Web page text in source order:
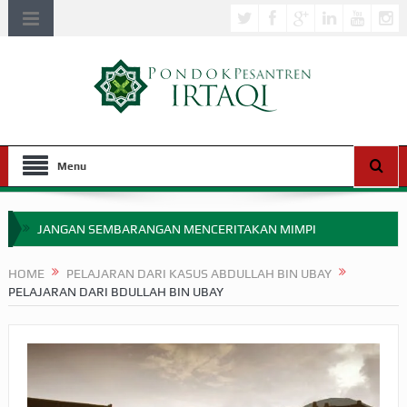
Menu
JANGAN SEMBARANGAN MENCERITAKAN MIMPI
MIMPI YANG DIABAIKAN MENJELANG PERANG BADAR
SEBELUM TIBA SAAT WAJIB?
HAKIKAT NIKMAT DI DUNIA!
HOME
PELAJARAN DARI KASUS ABDULLAH BIN UBAY
PELAJARAN DARI BDULLAH BIN UBAY